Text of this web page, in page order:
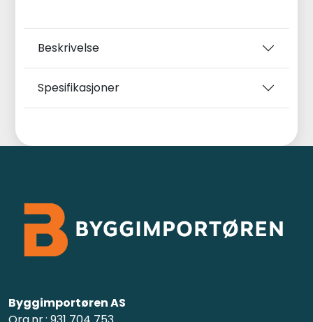
Beskrivelse
Spesifikasjoner
Byggimportøren AS